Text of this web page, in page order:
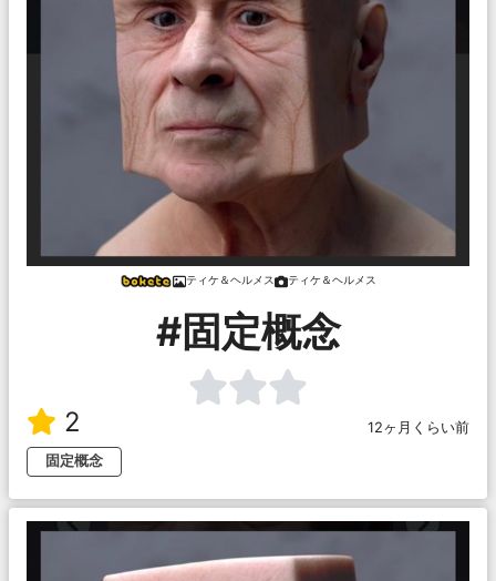
ティケ＆ヘルメス ティケ＆ヘルメス
#固定概念
2
12ヶ月くらい前
固定概念